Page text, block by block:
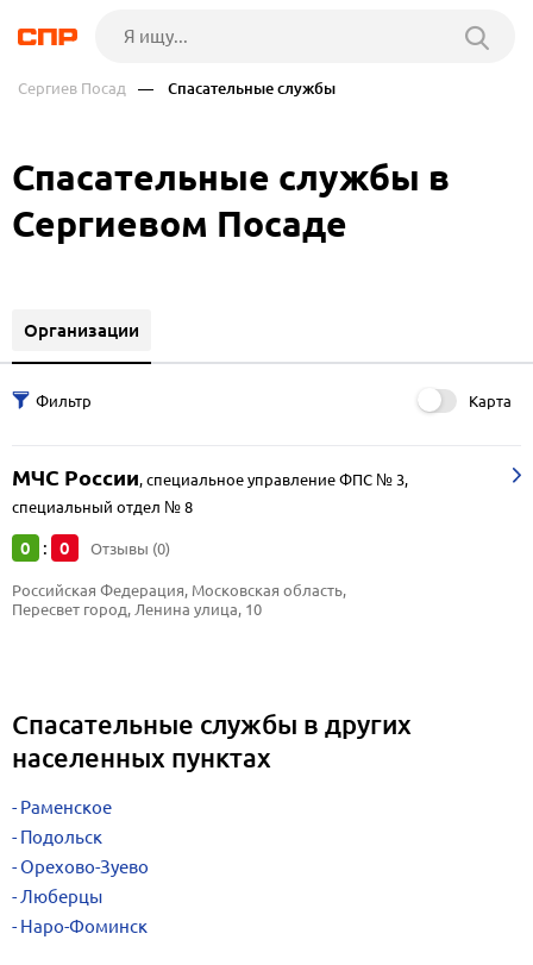
Сергиев Посад — Спасательные службы
Спасательные службы в
Сергиевом Посаде
Организации
Карта
МЧС России,специальное управление ФПС № 3,
специальный отдел № 8
0 : 0 Отзывы (0)
Российская Федерация, Московская область,
Пересвет город, Ленина улица, 10
Спасательные службы в других
населенных пунктах
Раменское
Подольск
Орехово-Зуево
Люберцы
Наро-Фоминск